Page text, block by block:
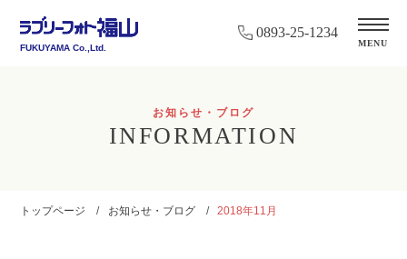
FUKUYAMA Co.,Ltd.
0893-25-1234
MENU
お知らせ・ブログ
INFORMATION
トップページ お知らせ・ブログ 2018年11月